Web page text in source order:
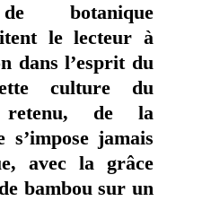
botanique
le lecteur à
dans l’esprit du
culture du
retenu, de la
s’impose jamais
avec la grâce
bambou sur un